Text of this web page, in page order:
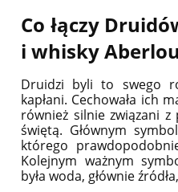
Co łączy
i whisky
Druidzi byli to swego
kapłani. Cechowała ich
również silnie związani
świętą. Głównym
którego
Kolejnym ważnym
była woda, głównie